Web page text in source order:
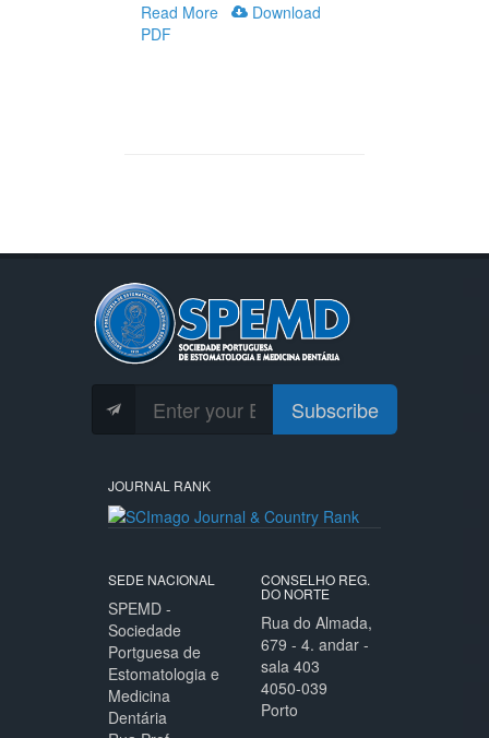
Read More
Download
PDF
Subscribe
JOURNAL RANK
SEDE NACIONAL
SPEMD -
Sociedade
Portguesa de
Estomatologia e
Medicina
Dentária
CONSELHO REG.
DO NORTE
Rua do Almada,
679 - 4. andar -
sala 403
4050-039
Porto